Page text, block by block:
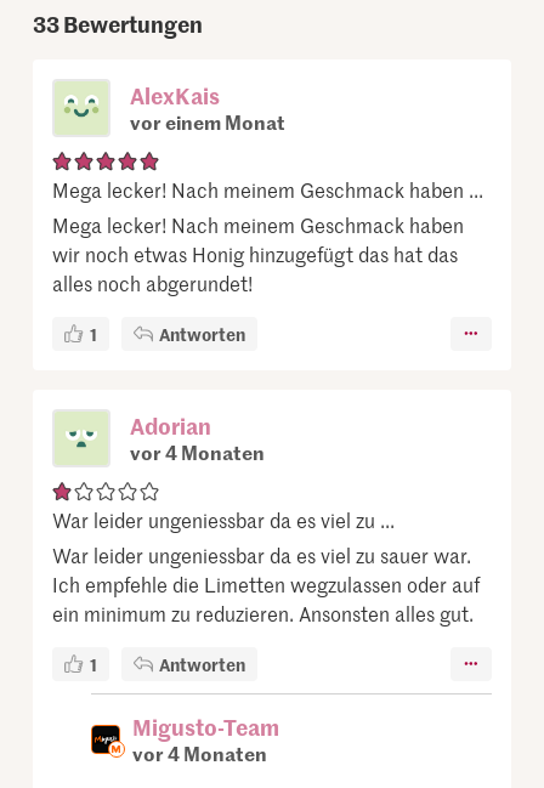
33Bewertungen
AlexKais
vor einem Monat
Mega lecker! Nach meinem Geschmack haben ...
Mega lecker! Nach meinem Geschmack haben
wir noch etwas Honig hinzugefügt das hat das
alles noch abgerundet!
1 Antworten
Adorian
vor 4 Monaten
War leider ungeniessbar da es viel zu ...
War leider ungeniessbar da es viel zu sauer war.
Ich empfehle die Limetten wegzulassen oder auf
ein minimum zu reduzieren. Ansonsten alles gut.
1 Antworten
Migusto-Team
vor 4 Monaten